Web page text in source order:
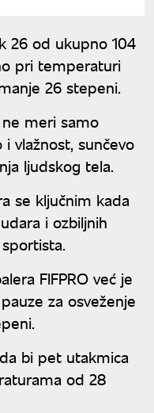
26 od ukupno 104
pri temperaturi
26 stepeni.
meri samo
vlažnost, sunčevo
ljudskog tela.
se ključnim kada
i ozbiljnih
FIFPRO već je
za osveženje
bi pet utakmica
od 28